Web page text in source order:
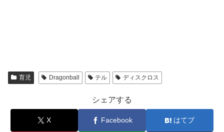
育児 Dragonball テル ディスクロス
シェアする
X Facebook はてブ